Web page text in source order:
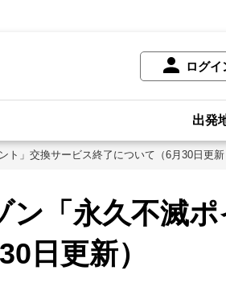
ログイ
出発
ト」交換サービス終了について（6月30日更
ン「永久不滅
日更新）